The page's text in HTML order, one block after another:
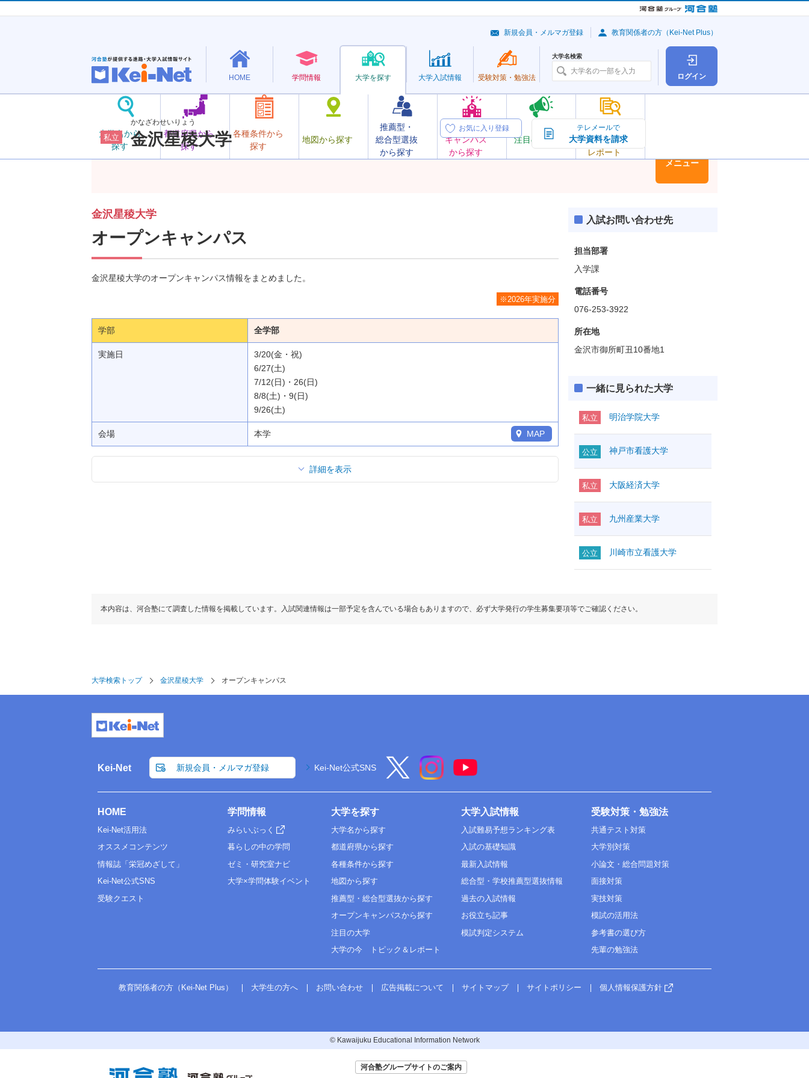
ログイン
HOME 学問情報 大学を探す
大学名から
探す
都道府県から
探す
各種条件から
探す
地図から探す
推薦型・
総合型選抜
から探す
オープン
キャンパス
から探す
注目の大学
大学の今
トピック＆
レポート
大学入試情報 受験対策・ 勉強法
大学名検索
新規会員・メルマガ登録 教育関係者の方（Kei-Net Plus）
私立
かなざわせいりょう
金沢星稜大学
お気に入り登録 テレメールで
大学資料を請求
メニュー
金沢星稜大学
オープンキャンパス
金沢星稜大学のオープンキャンパス情報をまとめました。
※2026年実施分
学部 全学部
実施日
3/20(金・祝)
6/27(土)
7/12(日)・26(日)
8/8(土)・9(日)
9/26(土)
会場 本学 MAP
詳細を表示
入試お問い合わせ先
担当部署
入学課
電話番号
076-253-3922
所在地
金沢市御所町丑10番地1
一緒に見られた大学
私立 明治学院大学
公立 神戸市看護大学
私立 大阪経済大学
私立 九州産業大学
公立 川崎市立看護大学
本内容は、河合塾にて調査した情報を掲載しています。入試関連情報は一部予定を含んでいる場合もありますので、必ず大学発行の学生募集要項等でご確認ください。
大学検索トップ 金沢星稜大学 オープンキャンパス
Kei-Net 新規会員・メルマガ登録 Kei-Net公式SNS
HOME
Kei-Net活用法
オススメコンテンツ
情報誌「栄冠めざして」
Kei-Net公式SNS
受験クエスト
学問情報
みらいぶっく
暮らしの中の学問
ゼミ・研究室ナビ
大学×学問体験イベント
大学を探す
大学名から探す
都道府県から探す
各種条件から探す
地図から探す
推薦型・総合型選抜から探す
オープンキャンパスから探す
注目の大学
大学の今 トピック＆レポート
大学入試情報
入試難易予想ランキング表
入試の基礎知識
最新入試情報
総合型・学校推薦型選抜情報
過去の入試情報
お役立ち記事
模試判定システム
受験対策・勉強法
共通テスト対策
大学別対策
小論文・総合問題対策
面接対策
実技対策
模試の活用法
参考書の選び方
先輩の勉強法
教育関係者の方（Kei-Net Plus） 大学生の方へ お問い合わせ 広告掲載について サイトマップ サイトポリシー 個人情報保護方針
© Kawaijuku Educational Information Network
河合塾グループサイトのご案内